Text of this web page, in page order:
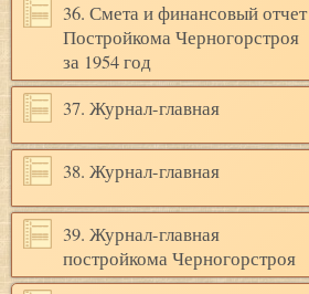
36. Смета и финансовый отчет
Постройкома Черногорстроя
за 1954 год
37. Журнал-главная
38. Журнал-главная
39. Журнал-главная
постройкома Черногорстроя